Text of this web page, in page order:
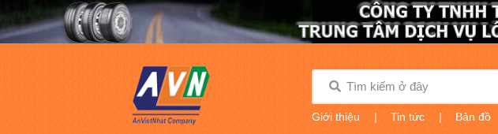
Giới thiệu | Tin tức | Bản đồ